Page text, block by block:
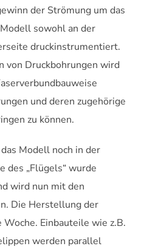
der Strömung um das
sowohl an der
druckinstrumentiert.
von Druckbohrungen wird
und deren zugehörige
zu können.
Modell noch in der
des „Flügels“ wurde
wird nun mit den
Die Herstellung der
Einbauteile wie z.B.
werden parallel